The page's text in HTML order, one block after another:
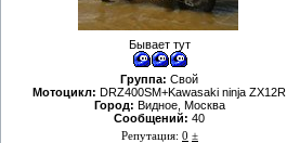
Бывает тут
Группа: Свой
Мотоцикл: DRZ400SM+Kawasaki ninja ZX12R
Город: Видное, Москва
Сообщений: 40
Репутация: 0 ±